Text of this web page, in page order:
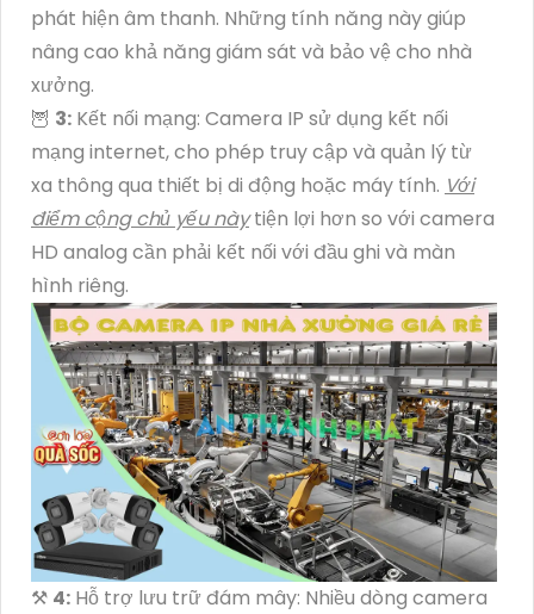
phát hiện âm thanh. Những tính năng này giúp
nâng cao khả năng giám sát và bảo vệ cho nhà
xưởng.
🦉 3: Kết nối mạng: Camera IP sử dụng kết nối
mạng internet, cho phép truy cập và quản lý từ
xa thông qua thiết bị di động hoặc máy tính. Với
điểm cộng chủ yếu nàytiện lợi hơn so với camera
HD analog cần phải kết nối với đầu ghi và màn
hình riêng.
⚒ 4: Hỗ trợ lưu trữ đám mây: Nhiều dòng camera